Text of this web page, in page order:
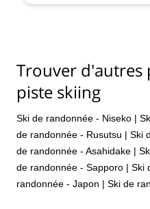
10 mars 2027,14 mars
2027,
24 mars 2027, 28
Trouver
piste skiing
Ski de randonnée - Niseko |
de randonnée - Rusutsu | Ski
de randonnée - Asahidake |
de randonnée - Sapporo | Ski
randonnée - Japon | Ski de